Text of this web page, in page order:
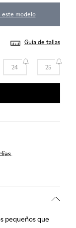
este modelo
Guía de tallas
24 25
pequeños que